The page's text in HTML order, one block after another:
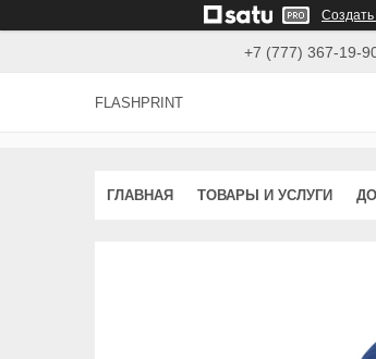
Создать
+7 (777) 367-19-
FLASHPRINT
ГЛАВНАЯ ТОВАРЫ И УСЛУГИ